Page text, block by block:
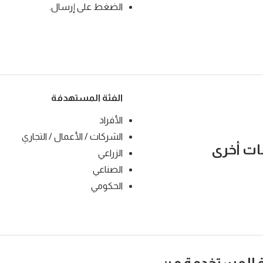
الضغط على إرسال.
أخرى
الفئة المستهدفة
الأفراد
الشركات / الأعمال / التجاري
الزراعي
الصناعي
الحكومي